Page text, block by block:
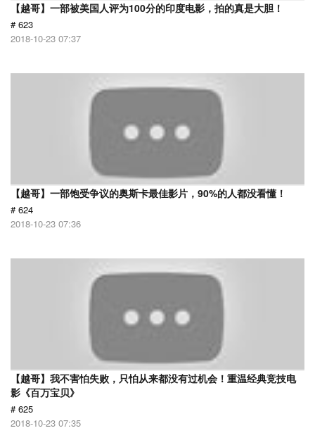
【越哥】一部被美国人评为100分的印度电影，拍的真是大胆！
# 623
2018-10-23 07:37
【越哥】一部饱受争议的奥斯卡最佳影片，90%的人都没看懂！
# 624
2018-10-23 07:36
【越哥】我不害怕失败，只怕从来都没有过机会！重温经典竞技电
影《百万宝贝》
# 625
2018-10-23 07:35